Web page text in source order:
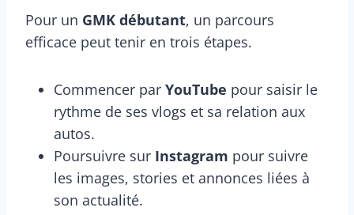
Pour un GMK débutant, un parcours
efficace peut tenir en trois étapes.
Commencer par YouTube pour saisir le
rythme de ses vlogs et sa relation aux
autos.
Poursuivre sur Instagram pour suivre
les images, stories et annonces liées à
son actualité.